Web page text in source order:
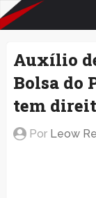
Auxílio
Bolsa do
tem
Por Leow